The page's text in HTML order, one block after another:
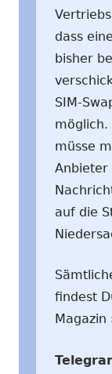
dass
bisher
SIM-
möglich.
müsse
Anbieter
auf die
findest
Magazin